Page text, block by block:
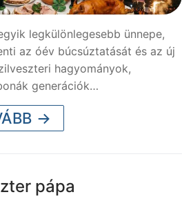
legkülönlegesebb ünnepe,
az óév búcsúztatását és az új
hagyományok,
generációk…
→
pápa